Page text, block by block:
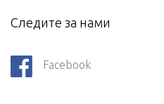
Следите за нами
Facebook